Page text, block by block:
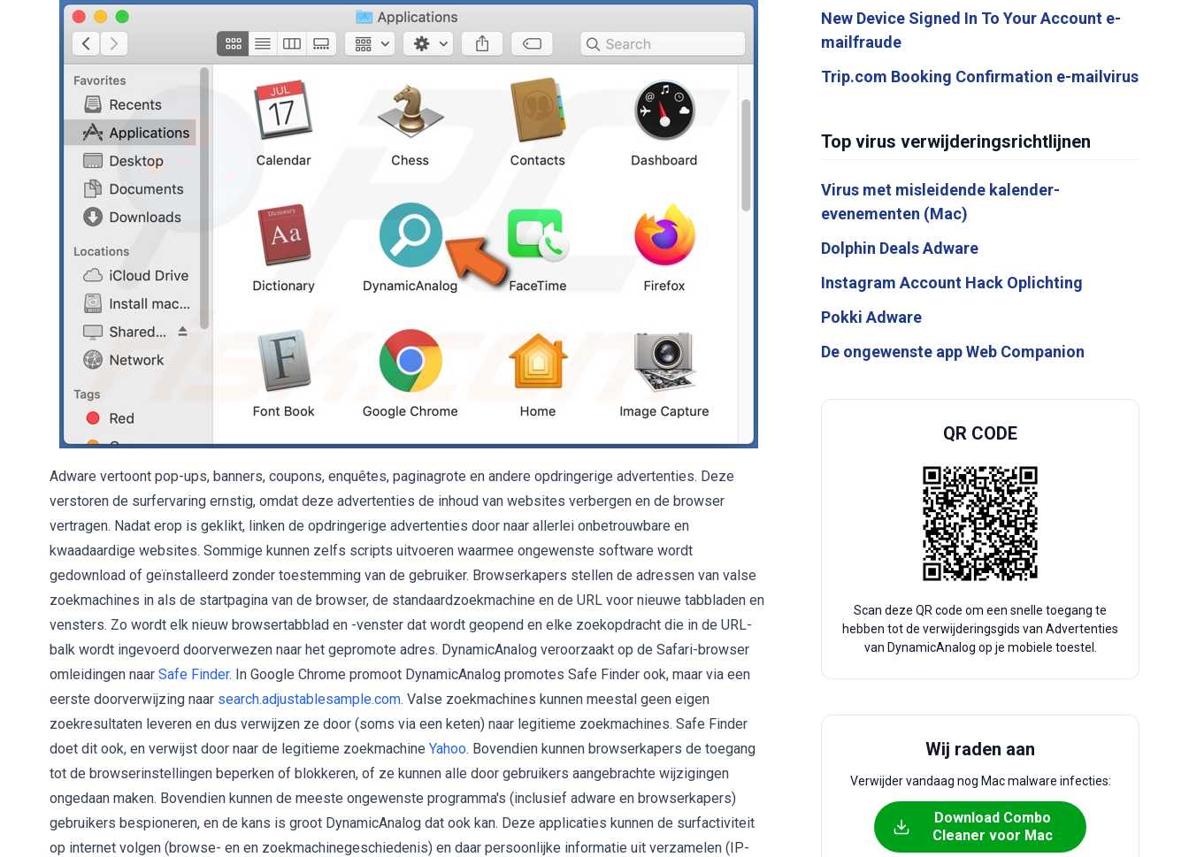
Adware vertoont pop-ups, banners, coupons, enquêtes, paginagrote en andere opdringerige advertenties. Deze
verstoren de surfervaring ernstig, omdat deze advertenties de inhoud van websites verbergen en de browser
vertragen. Nadat erop is geklikt, linken de opdringerige advertenties door naar allerlei onbetrouwbare en
kwaadaardige websites. Sommige kunnen zelfs scripts uitvoeren waarmee ongewenste software wordt
gedownload of geïnstalleerd zonder toestemming van de gebruiker. Browserkapers stellen de adressen van valse
zoekmachines in als de startpagina van de browser, de standaardzoekmachine en de URL voor nieuwe tabbladen en
vensters. Zo wordt elk nieuw browsertabblad en -venster dat wordt geopend en elke zoekopdracht die in de URL-
balk wordt ingevoerd doorverwezen naar het gepromote adres. DynamicAnalog veroorzaakt op de Safari-browser
omleidingen naar Safe Finder. In Google Chrome promoot DynamicAnalog promotes Safe Finder ook, maar via een
eerste doorverwijzing naar search.adjustablesample.com. Valse zoekmachines kunnen meestal geen eigen
zoekresultaten leveren en dus verwijzen ze door (soms via een keten) naar legitieme zoekmachines. Safe Finder
doet dit ook, en verwijst door naar de legitieme zoekmachine Yahoo. Bovendien kunnen browserkapers de toegang
tot de browserinstellingen beperken of blokkeren, of ze kunnen alle door gebruikers aangebrachte wijzigingen
ongedaan maken. Bovendien kunnen de meeste ongewenste programma's (inclusief adware en browserkapers)
gebruikers bespioneren, en de kans is groot DynamicAnalog dat ook kan. Deze applicaties kunnen de surfactiviteit
op internet volgen (browse- en en zoekmachinegeschiedenis) en daar persoonlijke informatie uit verzamelen (IP-
New Device Signed In To Your Account e-
mailfraude
Trip.com Booking Confirmation e-mailvirus
Top virus verwijderingsrichtlijnen
Virus met misleidende kalender-
evenementen (Mac)
Dolphin Deals Adware
Instagram Account Hack Oplichting
Pokki Adware
De ongewenste app Web Companion
QR CODE
Scan deze QR code om een snelle toegang te
hebben tot de verwijderingsgids van Advertenties
van DynamicAnalog op je mobiele toestel.
Wij raden aan
Verwijder vandaag nog Mac malware infecties:
Download Combo
Cleaner voor Mac